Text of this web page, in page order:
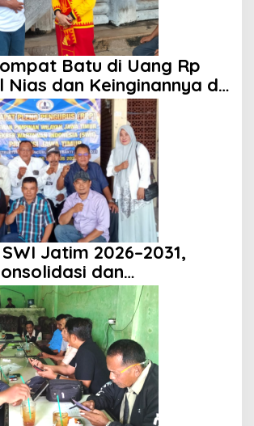
Batu di Uang Rp
Nias dan Keinginannya di
RI
Jatim 2026–2031,
dan
Organisasi